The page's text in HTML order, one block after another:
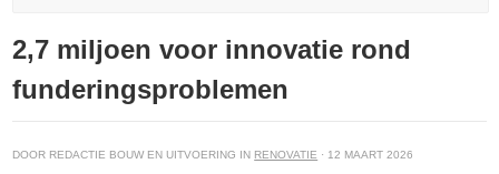
2,7 miljoen voor innovatie rond
funderingsproblemen
DOOR REDACTIE BOUW EN UITVOERING IN RENOVATIE · 12 MAART 2026